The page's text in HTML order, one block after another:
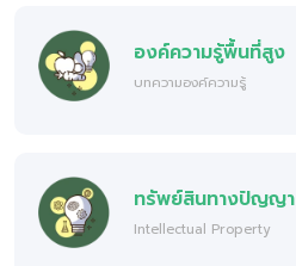
องค์ความรู้พื้นที่สูง
บทความองค์ความรู้
ทรัพย์สินทางปัญญา
Intellectual Property